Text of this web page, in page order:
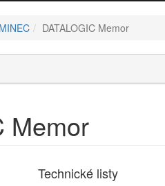
DATALOGIC Memor
Memor
Technické listy